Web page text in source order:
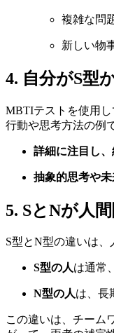
複雑な問
新しい物
4. 自分がS型
MBTIテストを使用
行動や思考方法の例
詳細に注目し
抽象的思考や
5. SとNが人
S型とN型の違いは、
S型の人は通常
N型の人は、長
この違いは、チーム